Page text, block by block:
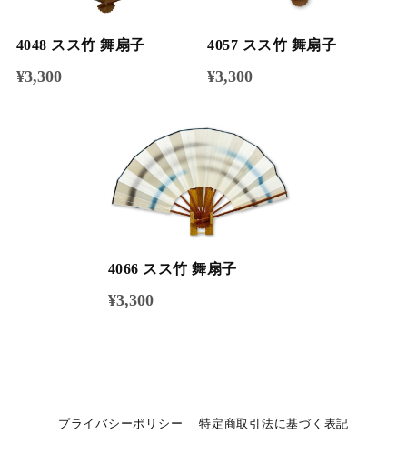
4048 スス竹 舞扇子
¥3,300
4057 スス竹 舞扇子
¥3,300
4066 スス竹 舞扇子
¥3,300
プライバシーポリシー 特定商取引法に基づく表記